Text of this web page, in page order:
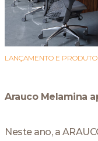
LANÇAMENTO E
Arauco Melamina
Neste ano, a